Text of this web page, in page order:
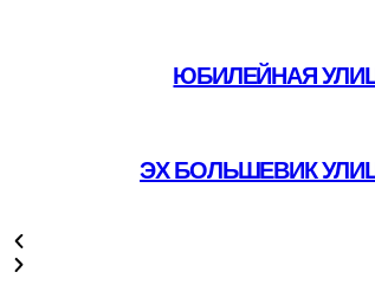
ЮБИЛЕЙНАЯ
ЭХ БОЛЬШЕВИК